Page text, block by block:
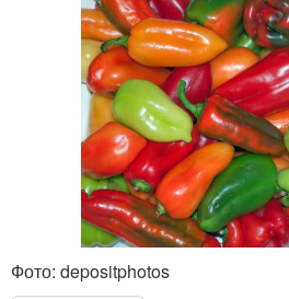
Фото: depositphotos